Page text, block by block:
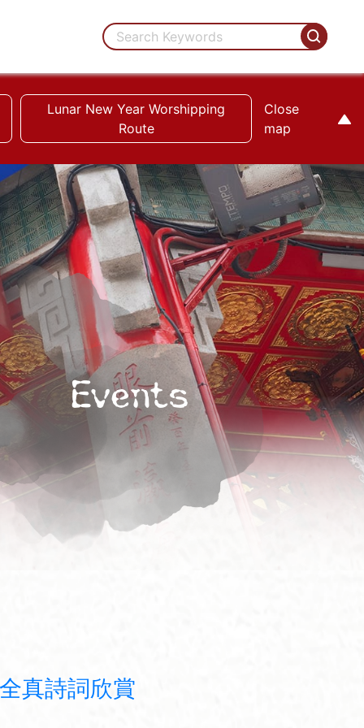
Lunar New Year Worshipping
Route
Close
map
Events
真詩詞欣賞